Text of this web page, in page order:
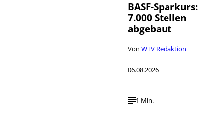
BASF-Sparkurs:
7.000 Stellen
abgebaut
Von WTV Redaktion
06.08.2026
1 Min.